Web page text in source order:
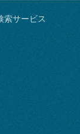
索サービス